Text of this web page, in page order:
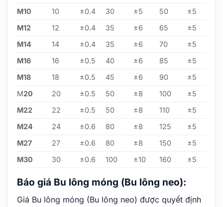
M10
10 ±0.4 30 ±5 50
±5
M12
12 ±0.4 35 ±6 65
±5
M14
14 ±0.4 35 ±6 70
±5
M16
16 ±0.5 40 ±6 85
±5
M18
18 ±0.5 45 ±6 90
±5
M20 20 ±0.5 50 ±8 100
±5
M22
22 ±0.5 50 ±8 110
±5
M24
24 ±0.6 80 ±8 125
±5
M27
27 ±0.6 80 ±8 150
±5
M30
30 ±0.6 100 ±10 160 ±5
Báo giá Bu lông móng (Bu lông neo):
Giá Bu lông móng (Bu lông neo) được quyết định